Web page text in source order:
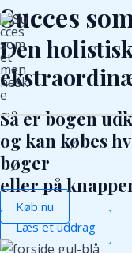
Gå
til
indholdet
Succes
Den
Så er bogen
og kan købes
bøger
eller på
Køb nu
Læs et uddrag